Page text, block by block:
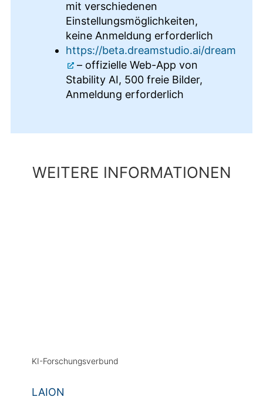
mit verschiedenen
Einstellungsmöglichkeiten,
keine Anmeldung erforderlich
https://beta.dreamstudio.ai/dream
– offizielle Web-App von
Stability AI, 500 freie Bilder,
Anmeldung erforderlich
WEITERE INFORMATIONEN
KI-Forschungsverbund
LAION